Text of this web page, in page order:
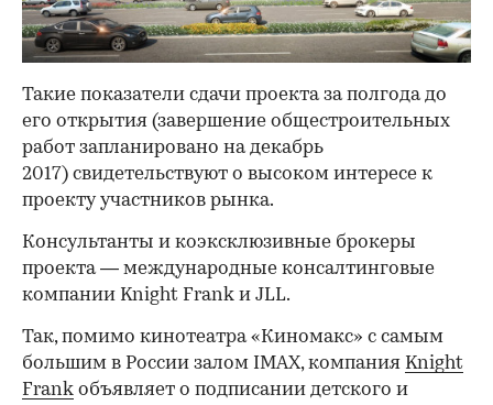
Такие показатели сдачи проекта за полгода до
его открытия (завершение общестроительных
работ запланировано на декабрь
2017) свидетельствуют о высоком интересе к
проекту участников рынка.
Консультанты и коэксклюзивные брокеры
проекта — международные консалтинговые
компании Knight Frank и JLL.
Так, помимо кинотеатра «Киномакс» с самым
большим в России залом IMAX, компания Knight
Frank объявляет о подписании детского и